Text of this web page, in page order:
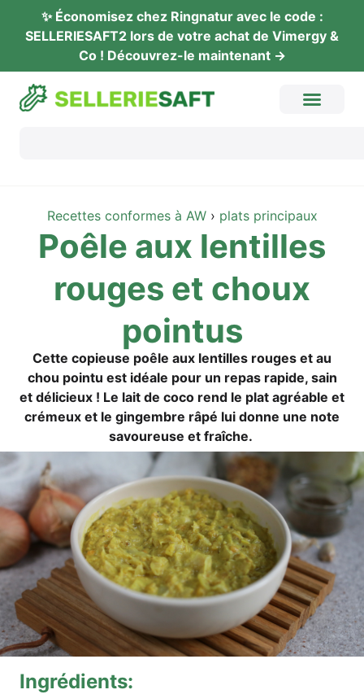
✨ Éco­no­mi­sez chez Ring­na­tur avec le code :
SELLERIESAFT2 lors de vot­re achat de Vimer­gy &
Co ! Décou­vrez-le maintenant →
Recet­tes con­for­mes à AW› plats prin­ci­paux
Poê­le aux len­til­les
rou­ges et choux
pointus
Cet­te copieu­se poê­le aux len­til­les rou­ges et au
chou poin­tu est idéa­le pour un repas rapi­de, sain
et déli­cieux ! Le lait de coco rend le plat agréa­ble et
cré­meux et le ging­embre râpé lui don­ne une note
savou­reu­se et fraîche.
Ing­ré­di­ents: